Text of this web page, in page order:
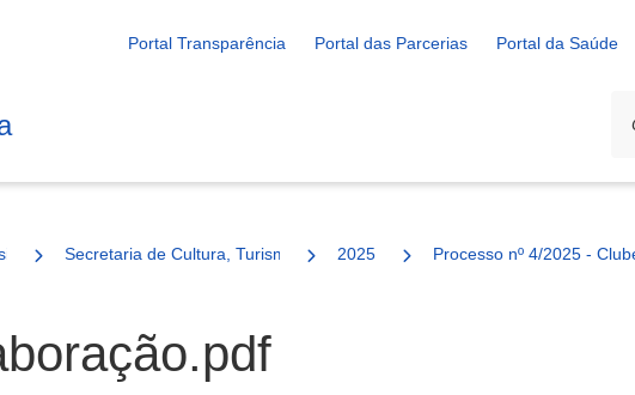
Portal Transparência Portal das Parcerias Portal da Saúde
Municipais
Secretaria de Cultura, Turismo e Esporte
2025 Processo nº 4/2025 -